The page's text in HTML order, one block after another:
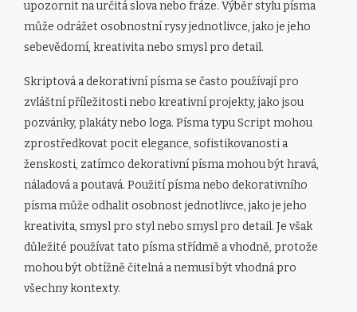
upozornit na určitá slova nebo fráze. Výběr stylu písma
může odrážet osobnostní rysy jednotlivce, jako je jeho
sebevědomí, kreativita nebo smysl pro detail.
Skriptová a dekorativní písma se často používají pro
zvláštní příležitosti nebo kreativní projekty, jako jsou
pozvánky, plakáty nebo loga. Písma typu Script mohou
zprostředkovat pocit elegance, sofistikovanosti a
ženskosti, zatímco dekorativní písma mohou být hravá,
náladová a poutavá. Použití písma nebo dekorativního
písma může odhalit osobnost jednotlivce, jako je jeho
kreativita, smysl pro styl nebo smysl pro detail. Je však
důležité používat tato písma střídmě a vhodně, protože
mohou být obtížně čitelná a nemusí být vhodná pro
všechny kontexty.